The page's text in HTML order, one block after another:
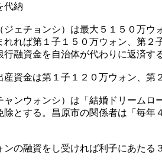
代納
ェチョンシ）は最大５１５０万
れば第１子１５０万ウォン、第
融資金を自治体が代わりに返済す
資金は第１子１２０万ウォン、
ンウォンシ）は「結婚ドリーム
とする。昌原市の関係者は「毎
の融資をし受ければ利子にあた